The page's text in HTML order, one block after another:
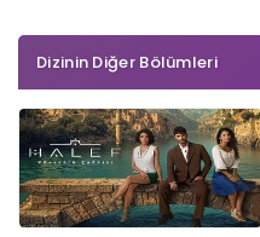
Dizinin Diğer Bölümleri